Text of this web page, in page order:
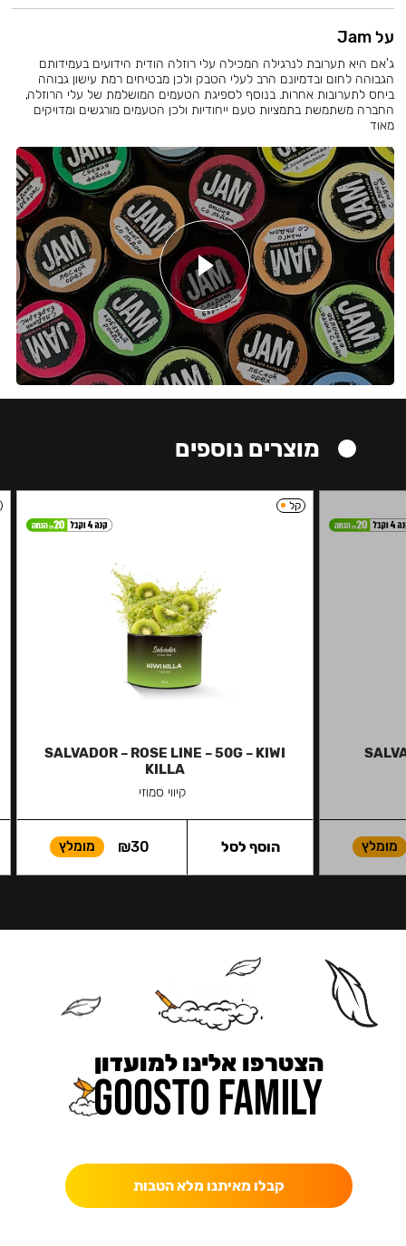
על Jam
ג'אם היא תערובת לנרגילה המכילה עלי רוזלה הודית הידועים בעמידותם
הגבוהה לחום ובדמיונם הרב לעלי הטבק ולכן מבטיחים רמת עישון גבוהה
ביחס לתערובות אחרות. בנוסף לספיגת הטעמים המושלמת של עלי הרוזלה,
החברה משתמשת בתמציות טעם ייחודיות ולכן הטעמים מורגשים ומדויקים
מאוד
מוצרים נוספים
מומלץ
קל
SALVADOR – ROSE LINE – 50G – KIWI
KILLA
קיווי סמוזי
₪30 מומלץ הוסף לסל
הצטרפו אלינו למועדון
קבלו מאיתנו מלא הטבות